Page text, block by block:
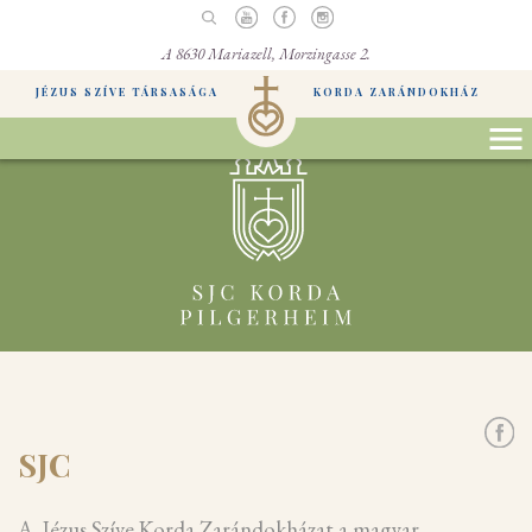
A 8630 Mariazell, Morzingasse 2.
JÉZUS SZÍVE TÁRSASÁGA KORDA ZARÁNDOKHÁZ
SJC